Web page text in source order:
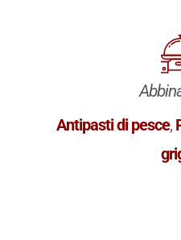
Antipasti di pesce,